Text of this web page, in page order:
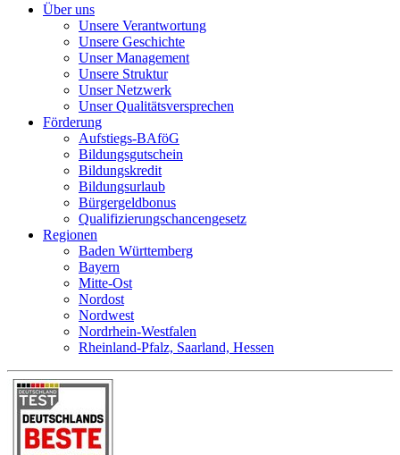
Über uns
Unsere Verantwortung
Unsere Geschichte
Unser Management
Unsere Struktur
Unser Netzwerk
Unser Qualitätsversprechen
Förderung
Aufstiegs-BAföG
Bildungsgutschein
Bildungskredit
Bildungsurlaub
Bürgergeldbonus
Qualifizierungschancengesetz
Regionen
Baden Württemberg
Bayern
Mitte-Ost
Nordost
Nordwest
Nordrhein-Westfalen
Rheinland-Pfalz, Saarland, Hessen